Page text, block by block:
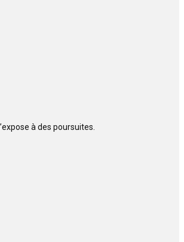
à des poursuites.